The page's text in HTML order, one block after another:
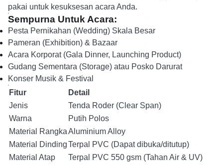
pakai untuk kesuksesan acara Anda.
Sempurna Untuk Acara:
Pesta Pernikahan (Wedding) Skala Besar
Pameran (Exhibition) & Bazaar
Acara Korporat (Gala Dinner, Launching Product)
Gudang Sementara (Storage) atau Posko Darurat
Konser Musik & Festival
Fitur
Detail
Jenis
Tenda Roder (Clear Span)
Warna
Putih Polos
Material RangkaAluminium Alloy
Material DindingTerpal PVC (Dapat dibuka/ditutup)
Material Atap
Terpal PVC 550 gsm (Tahan Air & UV)